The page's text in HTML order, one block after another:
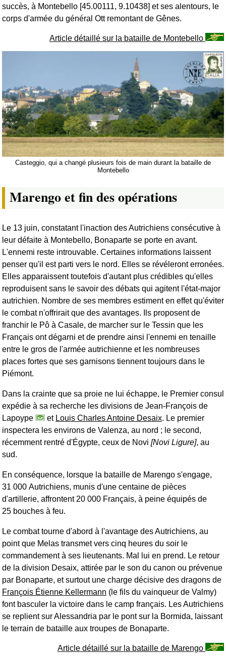
succès, à Montebello [45.00111, 9.10438] et ses alentours, le
corps d'armée du général Ott remontant de Gênes.
Article détaillé sur la bataille de Montebello
Casteggio, qui a changé plusieurs fois de main durant la bataille de
Montebello
Marengo et fin des opérations
Le 13 juin, constatant l'inaction des Autrichiens consécutive à
leur défaite à Montebello, Bonaparte se porte en avant.
L'ennemi reste introuvable. Certaines informations laissent
penser qu'il est parti vers le nord. Elles se révéleront erronées.
Elles apparaissent toutefois d'autant plus crédibles qu'elles
reproduisent sans le savoir des débats qui agitent l'état-major
autrichien. Nombre de ses membres estiment en effet qu'éviter
le combat n'offrirait que des avantages. Ils proposent de
franchir le Pô à Casale, de marcher sur le Tessin que les
Français ont dégarni et de prendre ainsi l'ennemi en tenaille
entre le gros de l'armée autrichienne et les nombreuses
places fortes que ses garnisons tiennent toujours dans le
Piémont.
Dans la crainte que sa proie ne lui échappe, le Premier consul
expédie à sa recherche les divisions de Jean-François de
Lapoype
et Louis Charles Antoine Desaix. Le premier
inspectera les environs de Valenza, au nord ; le second,
récemment rentré d'Égypte, ceux de Novi [Novi Ligure], au
sud.
En conséquence, lorsque la bataille de Marengo s'engage,
31 000 Autrichiens, munis d'une centaine de pièces
d'artillerie, affrontent 20 000 Français, à peine équipés de
25 bouches à feu.
Le combat tourne d'abord à l'avantage des Autrichiens, au
point que Melas transmet vers cinq heures du soir le
commandement à ses lieutenants. Mal lui en prend. Le retour
de la division Desaix, attirée par le son du canon ou prévenue
par Bonaparte, et surtout une charge décisive des dragons de
François Étienne Kellermann (le fils du vainqueur de Valmy)
font basculer la victoire dans le camp français. Les Autrichiens
se replient sur Alessandria par le pont sur la Bormida, laissant
le terrain de bataille aux troupes de Bonaparte.
Article détaillé sur la bataille de Marengo